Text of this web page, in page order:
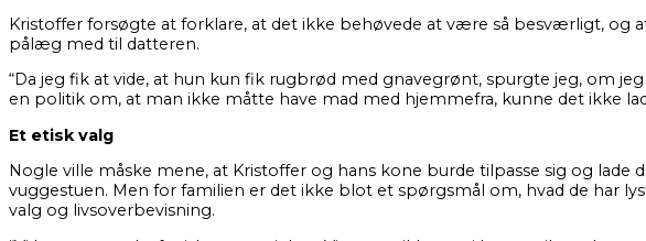
Kristoffer forsøgte at forklare, at det ikke behøvede at være så besværligt, og
pålæg med til datteren.
“Da jeg fik at vide, at hun kun fik rugbrød med gnavegrønt, spurgte jeg, om
en politik om, at man ikke måtte have mad med hjemmefra, kunne det ikke
Et etisk valg
Nogle ville måske mene, at Kristoffer og hans kone burde tilpasse sig og lade
vuggestuen. Men for familien er det ikke blot et spørgsmål om, hvad de har
valg og livsoverbevisning.